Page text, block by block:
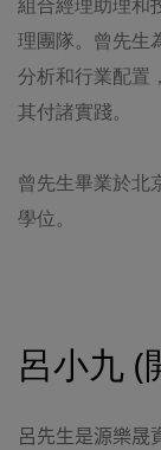
理團隊。曾先生
分析和行業配置
其付諸實踐。
曾先生畢業於北
學位。
呂小九 (
呂先生是源樂晟
修訂
在本網站所
附加條款